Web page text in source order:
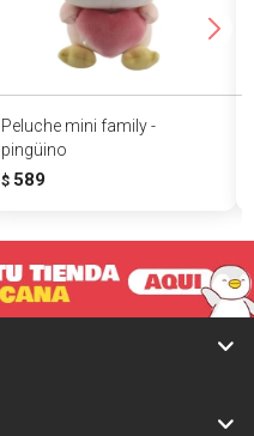
Peluche mini family -
pingüino
$ 589